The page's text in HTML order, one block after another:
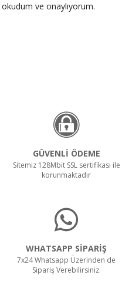
okudum ve onaylıyorum.
GÜVENLİ ÖDEME
Sitemiz 128Mbit SSL sertifikası ile
korunmaktadır
WHATSAPP SİPARİŞ
7x24 Whatsapp Üzerinden de
Sipariş Verebilirsiniz.